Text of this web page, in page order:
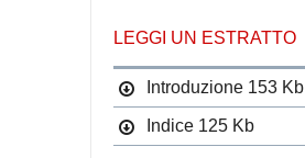
LEGGI UN ESTRATTO
Introduzione 153 Kb
Indice 125 Kb